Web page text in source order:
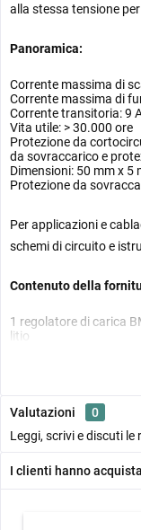
alla stessa tensione
Panoramica:
Corrente massima di
Corrente massima di
Corrente transitoria: 9
Vita utile: > 30.000 ore
Protezione da
da sovraccarico e
Dimensioni: 50 mm x 5
Protezione da
Per applicazioni e
schemi di circuito e
Contenuto della
1 regolatore di carica
litio
Valutazioni
0
Leggi, scrivi e discuti le
I clienti hanno